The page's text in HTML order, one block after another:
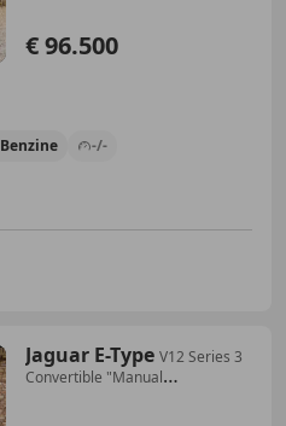
€ 96.500
Benzine -/-
Jaguar E-Type V12 Series 3
Convertible "Manual